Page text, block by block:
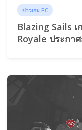
ข่าวเกม PC
Blazing Sails
Royale ประกา